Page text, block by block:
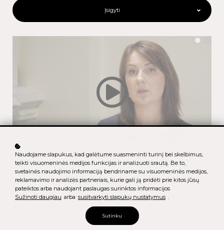
Įsigyti
KAIP MEISTRIŠKAI TVARKYTIS SU
PRIEŠTARAVIMAIS?
Naudojame slapukus, kad galėtume suasmeninti turinį bei skelbimus,
teikti visuomeninės medijos funkcijas ir analizuoti srautą. Be to,
svetainės naudojimo informaciją bendriname su visuomeninės medijos,
reklamavimo ir analizės partneriais, kurie gali ją pridėti prie kitos jūsų
pateiktos arba naudojant paslaugas surinktos informacijos
Sužinoti daugiau arba susitvarkyti slapukų nustatymus .
Sutinku